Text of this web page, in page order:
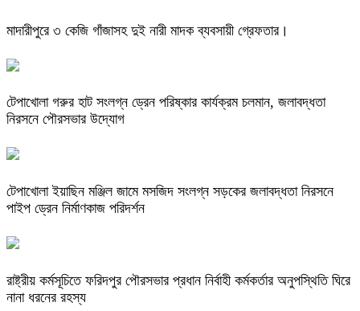
মাদারীপুরে ৩ কেজি গাঁজাসহ দুই নারী মাদক ব্যবসায়ী গ্রেফতার।
টেপাখোলা গরুর হাট সংলগ্ন ড্রেন পরিষ্কার কার্যক্রম চলমান, জলাবদ্ধতা
নিরসনে পৌরসভার উদ্যোগ
টেপাখোলা ইয়াছিন মঞ্জিল জামে মসজিদ সংলগ্ন সড়কের জলাবদ্ধতা নিরসনে
পাইপ ড্রেন নির্মাণকাজ পরিদর্শন
রাষ্ট্রীয় কর্মসূচিতে ফরিদপুর পৌরসভার প্রধান নির্বাহী কর্মকর্তার অনুপস্থিতি ঘিরে
নানা ধরনের রহস্য